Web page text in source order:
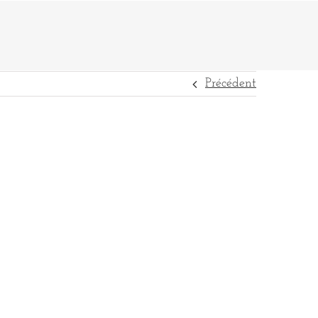
Précédent